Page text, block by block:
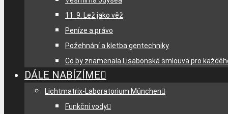
11. 9. Lež jako věž
Peníze a právo
Požehnání a kletba gentechniky
Co by znamenala Lisabonská smlouva pro
DÁLE NABÍZÍME
Lichtmatrix-Laboratorium München
Funkční vody